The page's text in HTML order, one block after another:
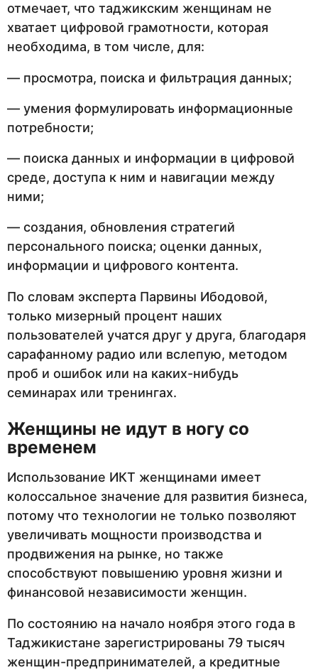
отмечает, что таджикским женщинам не
хватает цифровой грамотности, которая
необходима, в том числе, для:
— просмотра, поиска и фильтрация данных;
— умения формулировать информационные
потребности;
— поиска данных и информации в цифровой
среде, доступа к ним и навигации между
ними;
— создания, обновления стратегий
персонального поиска; оценки данных,
информации и цифрового контента.
По словам эксперта Парвины Ибодовой,
только мизерный процент наших
пользователей учатся друг у друга, благодаря
сарафанному радио или вслепую, методом
проб и ошибок или на каких-нибудь
семинарах или тренингах.
Женщины не идут в ногу со
временем
Использование ИКТ женщинами имеет
колоссальное значение для развития бизнеса,
потому что технологии не только позволяют
увеличивать мощности производства и
продвижения на рынке, но также
способствуют повышению уровня жизни и
финансовой независимости женщин.
По состоянию на начало ноября этого года в
Таджикистане зарегистрированы 79 тысяч
женщин-предпринимателей, а кредитные